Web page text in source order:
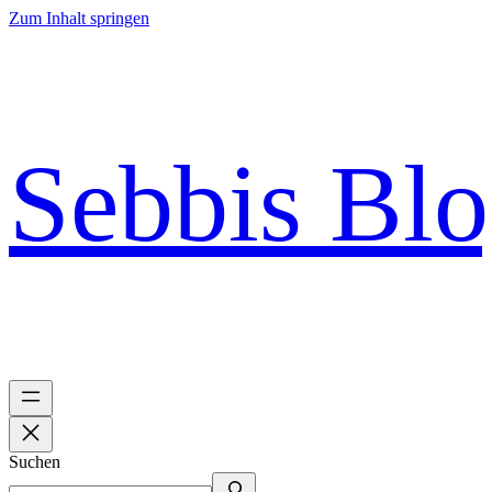
Zum Inhalt springen
Sebbis
Suchen